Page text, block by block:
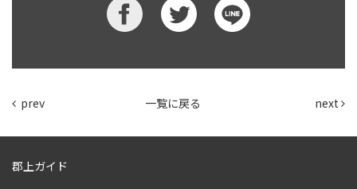
prev 一覧に戻る next
郡上ガイド